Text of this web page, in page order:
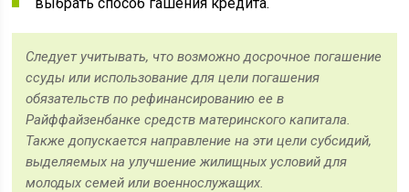
Следует учитывать, что возможно досрочное погашение
ссуды или использование для цели погашения
обязательств по рефинансированию ее в
Райффайзенбанке средств материнского капитала.
Также допускается направление на эти цели субсидий,
выделяемых на улучшение жилищных условий для
молодых семей или военнослужащих.